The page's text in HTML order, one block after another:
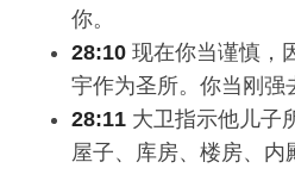
你。
28:10 现在你当谨慎，
宇作为圣所。你当刚强
28:11 大卫指示他儿子
屋子、库房、楼房、内